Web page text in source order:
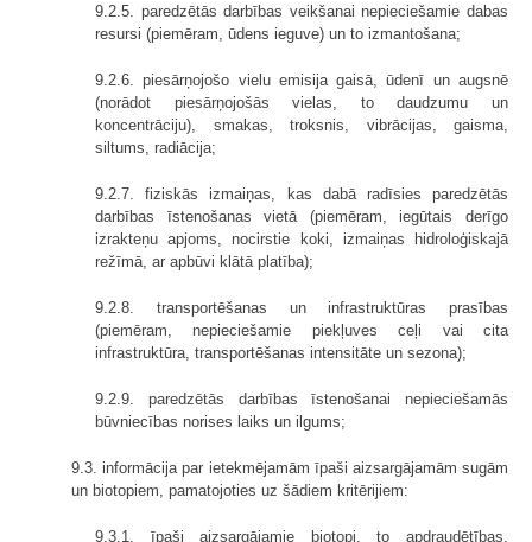
9.2.5. paredzētās darbības veikšanai nepieciešamie dabas
resursi (piemēram, ūdens ieguve) un to izmantošana;
9.2.6. piesārņojošo vielu emisija gaisā, ūdenī un augsnē
(norādot piesārņojošās vielas, to daudzumu un
koncentrāciju), smakas, troksnis, vibrācijas, gaisma,
siltums, radiācija;
9.2.7. fiziskās izmaiņas, kas dabā radīsies paredzētās
darbības īstenošanas vietā (piemēram, iegūtais derīgo
izrakteņu apjoms, nocirstie koki, izmaiņas hidroloģiskajā
režīmā, ar apbūvi klātā platība);
9.2.8. transportēšanas un infrastruktūras prasības
(piemēram, nepieciešamie piekļuves ceļi vai cita
infrastruktūra, transportēšanas intensitāte un sezona);
9.2.9. paredzētās darbības īstenošanai nepieciešamās
būvniecības norises laiks un ilgums;
9.3. informācija par ietekmējamām īpaši aizsargājamām sugām
un biotopiem, pamatojoties uz šādiem kritērijiem:
9.3.1. īpaši aizsargājamie biotopi, to apdraudētības,